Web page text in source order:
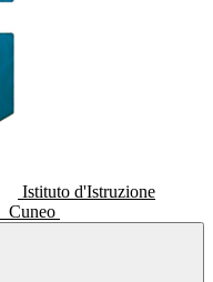
Istituto d'Istruzione
Cuneo